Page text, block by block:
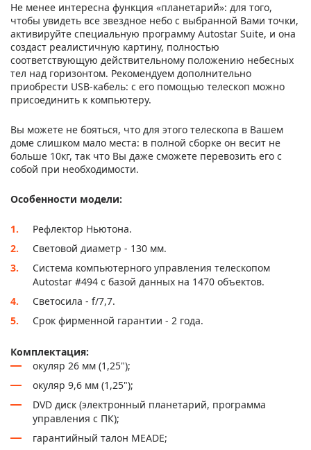
Не менее интересна функция «планетарий»: для того,
чтобы увидеть все звездное небо с выбранной Вами точки,
активируйте специальную программу Autostar Suite, и она
создаст реалистичную картину, полностью
соответствующую действительному положению небесных
тел над горизонтом. Рекомендуем дополнительно
приобрести USB-кабель: с его помощью телескоп можно
присоединить к компьютеру.
Вы можете не бояться, что для этого телескопа в Вашем
доме слишком мало места: в полной сборке он весит не
больше 10кг, так что Вы даже сможете перевозить его с
собой при необходимости.
Особенности модели:
Рефлектор Ньютона.
Световой диаметр - 130 мм.
Система компьютерного управления телескопом
Autostar #494 с базой данных на 1470 объектов.
Светосила - f/7,7.
Срок фирменной гарантии - 2 года.
Комплектация:
окуляр 26 мм (1,25");
окуляр 9,6 мм (1,25");
DVD диск (электронный планетарий, программа
управления с ПК);
гарантийный талон MEADE;